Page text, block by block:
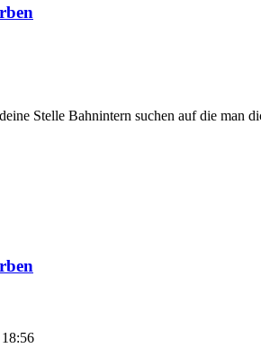
Stelle Bahnintern suchen auf die man